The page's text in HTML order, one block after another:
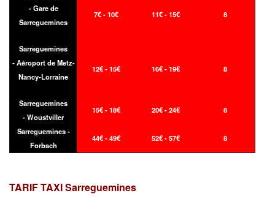
- Gare de
Sarreguemines
7€ - 10€ 11€ - 15€ 8
Sarreguemines
- Aéroport de Metz-
Nancy-Lorraine
12€ - 15€ 16€ - 19€ 8
Sarreguemines
- Woustviller
15€ - 18€ 20€ - 24€ 8
Sarreguemines -
Forbach
44€ - 49€ 52€ - 57€ 8
TARIF TAXISarreguemines